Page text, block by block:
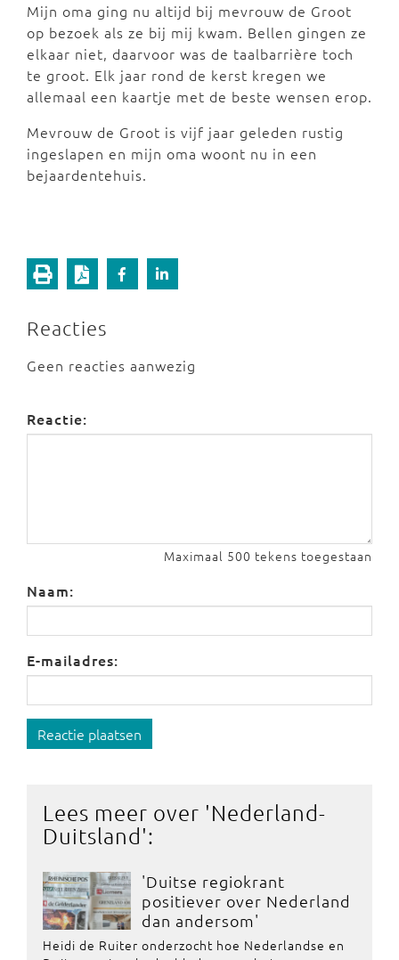
Mijn oma ging nu altijd bij mevrouw de Groot
op bezoek als ze bij mij kwam. Bellen gingen ze
elkaar niet, daarvoor was de taalbarrière toch
te groot. Elk jaar rond de kerst kregen we
allemaal een kaartje met de beste wensen erop.
Mevrouw de Groot is vijf jaar geleden rustig
ingeslapen en mijn oma woont nu in een
bejaardentehuis.
Reacties
Geen reacties aanwezig
Reactie:
Maximaal 500 tekens toegestaan
Naam:
E-mailadres:
Reactie plaatsen
Lees meer over 'Nederland-
Duitsland':
'Duitse regiokrant
positiever over Nederland
dan andersom'
Heidi de Ruiter onderzocht hoe Nederlandse en